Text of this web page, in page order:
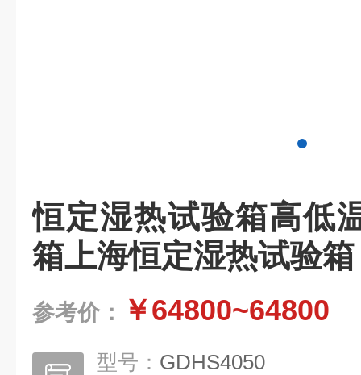
恒定湿热试验箱高低
箱上海恒定湿热试验箱
参考价： ￥64800~64800
型号： GDHS4050